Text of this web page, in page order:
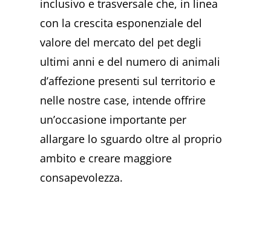
inclusivo e trasversale che, in linea
con la crescita esponenziale del
valore del mercato del pet degli
ultimi anni e del numero di animali
d’affezione presenti sul territorio e
nelle nostre case, intende offrire
un’occasione importante per
allargare lo sguardo oltre al proprio
ambito e creare maggiore
consapevolezza.